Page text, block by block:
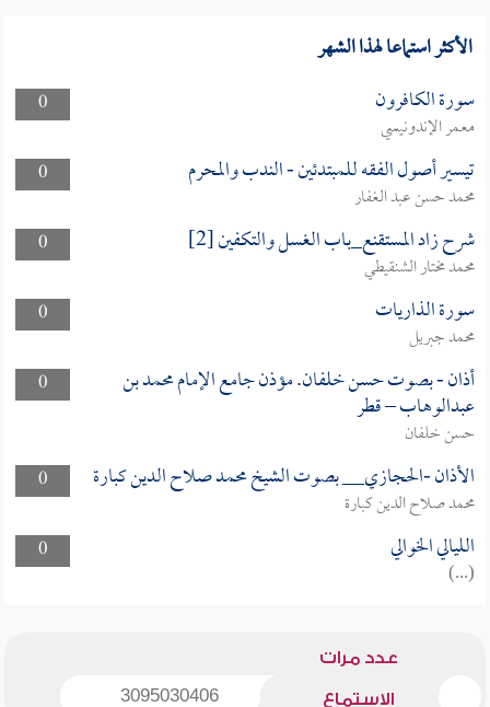
الأكثر استماعا لهذا الشهر
0 سورة الكافرون
معمر الإندونيسي
0
تيسير أصول الفقه للمبتدئين - الندب والمحرم
محمد حسن عبد الغفار
0
شرح زاد المستقنع_باب الغسل والتكفين [2]
محمد مختار الشنقيطي
0
سورة الذاريات
محمد جبريل
0
أذان - بصوت حسن خلفان. مؤذن جامع الإمام محمد بن
عبدالوهاب – قطر
حسن خلفان
0
الأذان -الحجازي__ بصوت الشيخ محمد صلاح الدين كبارة
محمد صلاح الدين كبارة
0
الليالي الخوالي
(...)
عدد مرات
الاستماع 3095030406